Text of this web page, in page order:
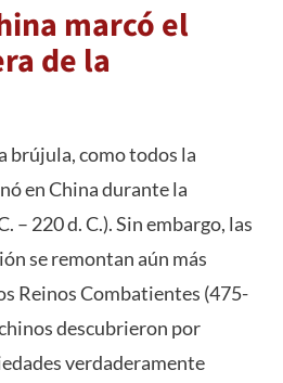
marcó el
de la
brújula, como todos la
en China durante la
– 220 d. C.). Sin embargo, las
se remontan aún más
Reinos Combatientes (475-
descubrieron por
verdaderamente